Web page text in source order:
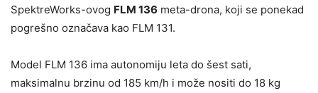
SpektreWorks-ovog FLM 136 meta-drona, koji se ponekad
pogrešno označava kao FLM 131.
Model FLM 136 ima autonomiju leta do šest sati,
maksimalnu brzinu od 185 km/h i može nositi do 18 kg